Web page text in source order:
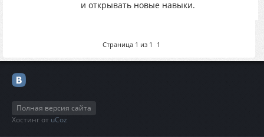
и открывать новые навыки.
Страница 1 из 1 1
Полная версия сайта
Хостинг от uCoz